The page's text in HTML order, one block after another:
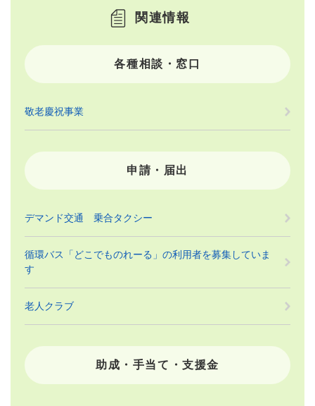
関連情報
各種相談・窓口
敬老慶祝事業
申請・届出
デマンド交通 乗合タクシー
循環バス「どこでものれーる」の利用者を募集していま
す
老人クラブ
助成・手当て・支援金